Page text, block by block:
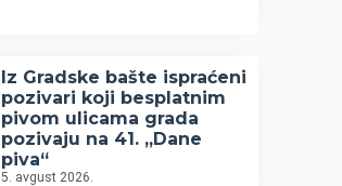
Iz Gradske bašte ispraćeni
pozivari koji besplatnim
pivom ulicama grada
pozivaju na 41. „Dane
piva“
5. avgust 2026.